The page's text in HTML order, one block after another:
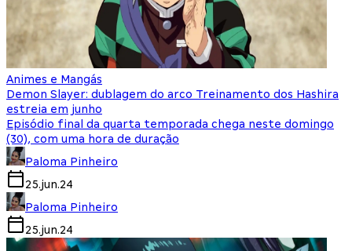
Animes e Mangás
Demon Slayer: dublagem do arco Treinamento dos Hashira
estreia em junho
Episódio final da quarta temporada chega neste domingo
(30), com uma hora de duração
Paloma Pinheiro
25.jun.24
Paloma Pinheiro
25.jun.24